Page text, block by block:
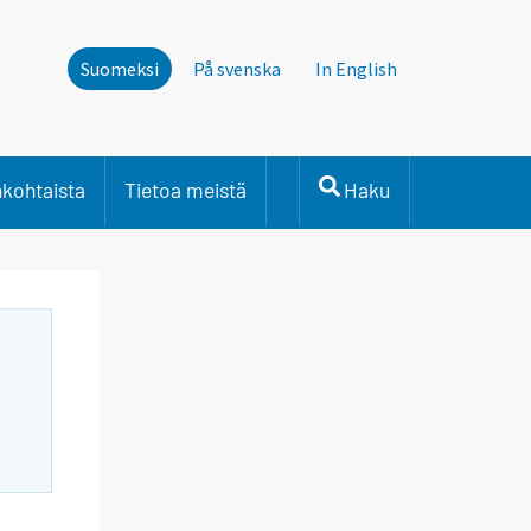
Suomeksi På svenska In English
Tietoa meistä Haku